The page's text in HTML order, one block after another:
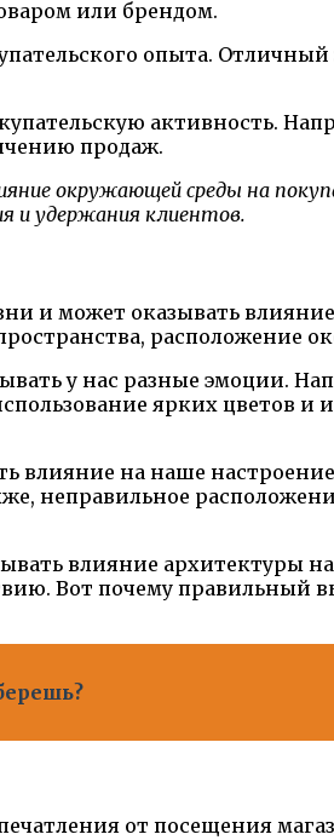
или брендом.
опыта. Отличный
активность.
продаж.
окружающей среды на
и удержания клиентов.
и может оказывать
расположение
у нас разные эмоции.
ярких цветов
влияние на наше
неправильное
влияние архитектуры
Вот почему
от посещения